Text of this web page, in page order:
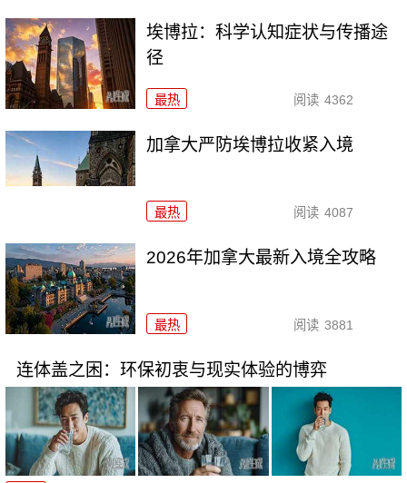
埃博拉：科学认知症状与传播途
径
最热 阅读 4362
加拿大严防埃博拉收紧入境
最热 阅读 4087
2026年加拿大最新入境全攻略
最热 阅读 3881
连体盖之困：环保初衷与现实体验的博弈